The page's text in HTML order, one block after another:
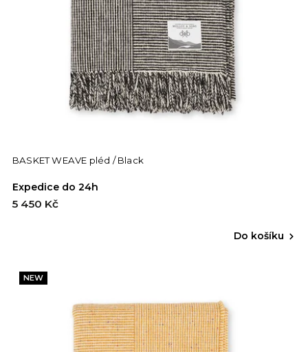
BASKET WEAVE pléd / Black
Expedice do 24h
5 450 Kč
Do košíku
NEW